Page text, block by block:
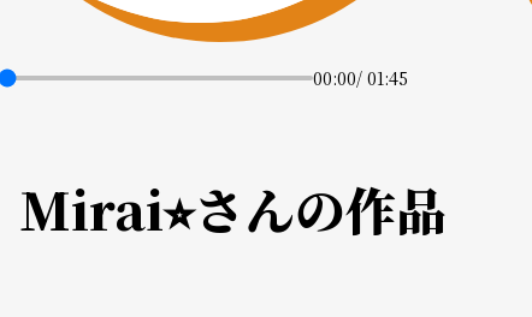
00:00/ 01:45
Mirai⭐︎さんの作品